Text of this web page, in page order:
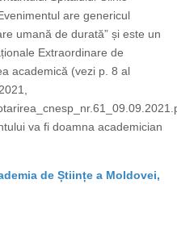
are genericul
umană de durată” și este un
Extraordinare de
academică (vezi p. 8 al
va fi doamna academician
de Științe a Moldovei,